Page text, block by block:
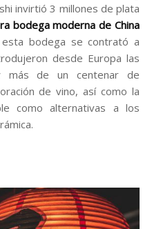
invirtió 3 millones de plata
bodega moderna de China
esta bodega se contrató a
desde Europa las
más de un centenar de
de vino, así como la
como alternativas a los